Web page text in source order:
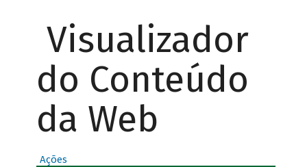
Visualizador
do Conteúdo
da Web
Ações